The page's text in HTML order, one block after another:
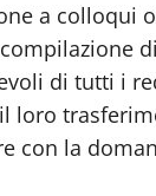
a colloqui
di tutti i
loro
con la